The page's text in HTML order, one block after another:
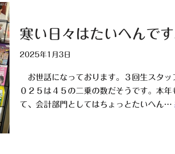
寒い日々はたいへんです
2025年1月3日
お世話になっております。３回生スタ
０２５は４５の二乗の数だそうです。
て、会計部門としてはちょっとたいへん…